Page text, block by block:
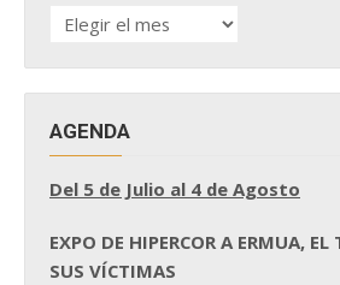
HISTÓRICO
DE
AGENDA
Del 5 de Julio al 4 de Agosto
EXPO DE HIPERCOR A ERMUA, EL
SUS VÍCTIMAS